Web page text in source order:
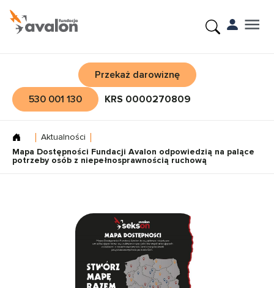
Przekaż darowiznę
530 001 130
KRS 0000270809
Aktualności
Mapa Dostępności Fundacji Avalon odpowiedzią na palące
potrzeby osób z niepełnosprawnością ruchową